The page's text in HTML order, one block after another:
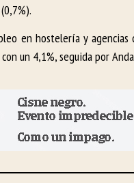
en hostelería y
un 4,1%, seguida por